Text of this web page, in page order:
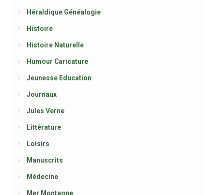
Héraldique Généalogie
Histoire
Histoire Naturelle
Humour Caricature
Jeunesse Education
Journaux
Jules Verne
Littérature
Loisirs
Manuscrits
Médecine
Mer Montagne